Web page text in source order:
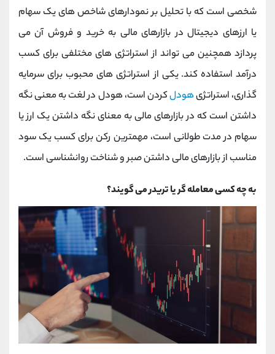
شخصی است که با تحلیل بر نمودارهای شاخص های یک سهام
یا ارزهای دیجیتال در بازارهای مالی به خرید و فروش آن می
پردازد همچنین می تواند از استراتژی های مختلفی برای کسب
درآمد استفاده کند. یکی از استراتژی های محبوب برای سرمایه
گذاری، استراتژیهودلکردن است، هودل در لغت به معنی نگه
داشتن است که در بازارهای مالی به معنای نگه داشتن یک ارز یا
سهام در مدت طولانی است، مهمترین رکن برای کسب یک سود
مناسب از بازارهای مالی داشتن صبر و شناخت روانشناسی است.
به چه کسی معامله گر یا تریدر می گویند؟
@alirezamehrabi_com